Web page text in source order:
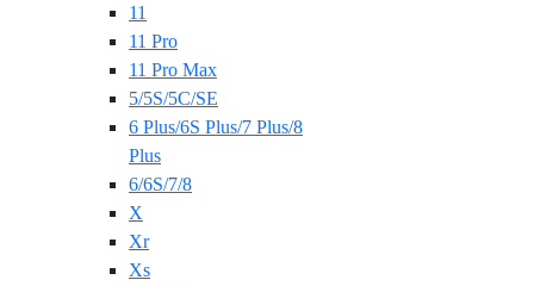
11
11 Pro
11 Pro Max
5/5S/5C/SE
6 Plus/6S Plus/7 Plus/8
Plus
6/6S/7/8
X
Xr
Xs